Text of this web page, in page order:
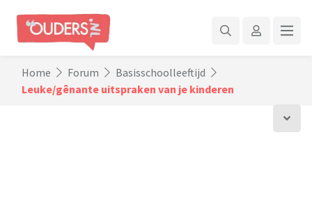
Home Forum
Basisschoolleeftijd
Leuke/gênante uitspraken van je kinderen